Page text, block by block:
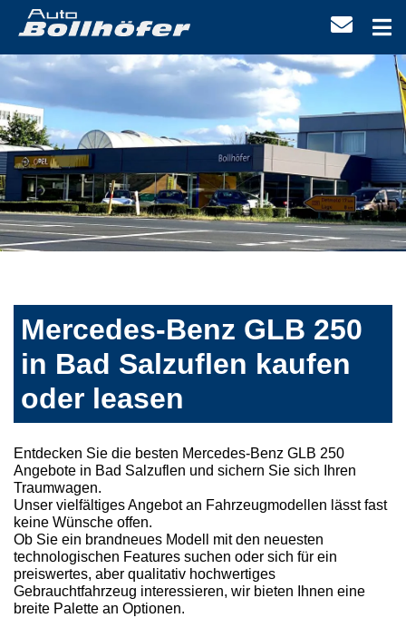
Mercedes-Benz GLB 250
in Bad Salzuflen kaufen
oder leasen
Entdecken Sie die besten Mercedes-Benz GLB 250
Angebote in Bad Salzuflen und sichern Sie sich Ihren
Traumwagen.
Unser vielfältiges Angebot an Fahrzeugmodellen lässt fast
keine Wünsche offen.
Ob Sie ein brandneues Modell mit den neuesten
technologischen Features suchen oder sich für ein
preiswertes, aber qualitativ hochwertiges
Gebrauchtfahrzeug interessieren, wir bieten Ihnen eine
breite Palette an Optionen.